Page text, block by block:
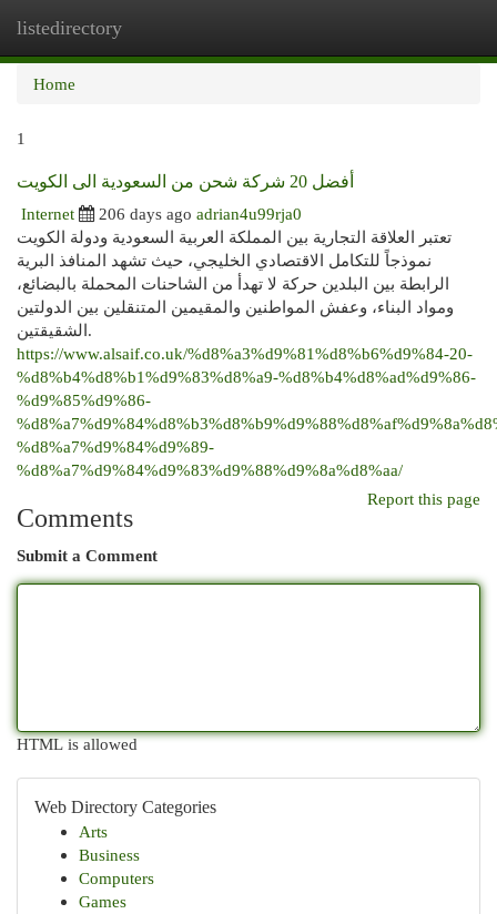
listedirectory
Home
1
أفضل 20 شركة شحن من السعودية الى الكويت
Internet
206 days ago adrian4u99rja0
تعتبر العلاقة التجارية بين المملكة العربية السعودية ودولة الكويت
نموذجاً للتكامل الاقتصادي الخليجي، حيث تشهد المنافذ البرية
الرابطة بين البلدين حركة لا تهدأ من الشاحنات المحملة بالبضائع،
ومواد البناء، وعفش المواطنين والمقيمين المتنقلين بين الدولتين
الشقيقتين.
https://www.alsaif.co.uk/%d8%a3%d9%81%d8%b6%d9%84-20-
%d8%b4%d8%b1%d9%83%d8%a9-%d8%b4%d8%ad%d9%86-
%d9%85%d9%86-
%d8%a7%d9%84%d9%89-
%d8%a7%d9%84%d9%83%d9%88%d9%8a%d8%aa/
Report this page
Comments
Submit a Comment
HTML is allowed
Web Directory Categories
Arts
Business
Computers
Games